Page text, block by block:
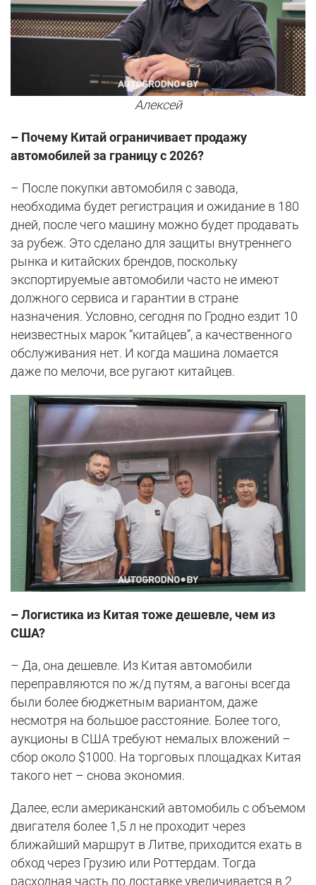
Алексей
– Почему Китай ограничивает продажу
автомобилей за границу с 2026?
– После покупки автомобиля с завода,
необходима будет регистрация и ожидание в 180
дней, после чего машину можно будет продавать
за рубеж. Это сделано для защиты внутреннего
рынка и китайских брендов, поскольку
экспортируемые автомобили часто не имеют
должного сервиса и гарантии в стране
назначения. Условно, сегодня по Гродно ездит 10
неизвестных марок “китайцев”, а качественного
обслуживания нет. И когда машина ломается
даже по мелочи, все ругают китайцев.
– Логистика из Китая тоже дешевле, чем из
США?
– Да, она дешевле. Из Китая автомобили
переправляются по ж/д путям, а вагоны всегда
были более бюджетным вариантом, даже
несмотря на большое расстояние. Более того,
аукционы в США требуют немалых вложений –
сбор около $1000. На торговых площадках Китая
такого нет – снова экономия.
Далее, если американский автомобиль с объемом
двигателя более 1,5 л не проходит через
ближайший маршрут в Литве, приходится ехать в
обход через Грузию или Роттердам. Тогда
расходная часть по доставке увеличивается в 2